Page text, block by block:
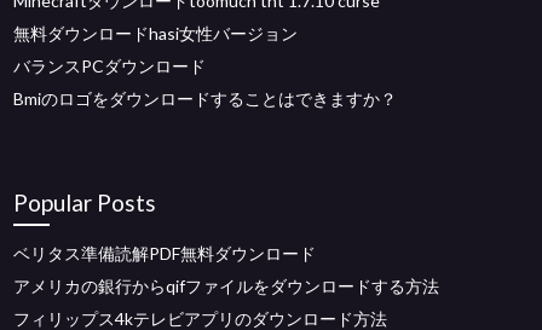
無料ダウンロードhasi女性バージョン
バランスPCダウンロード
Bmiのロゴをダウンロードすることはできますか？
Popular Posts
ベリタス準備読解PDF無料ダウンロード
アメリカの銀行からqifファイルをダウンロードする方法
フィリップス4kテレビアプリのダウンロード方法